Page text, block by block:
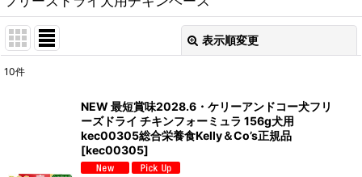
表示順変更
10件
NEW 最短賞味2028.6・ケリーアンドコー犬フリ
ーズドライ チキンフォーミュラ 156g犬用
kec00305総合栄養食Kelly＆Co’s正規品
[kec00305]